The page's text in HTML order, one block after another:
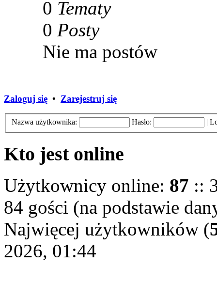
0 Tematy
0 Posty
Nie ma postów
Zaloguj się • Zarejestruj się
Nazwa użytkownika: Hasło: |
Kto jest online
Użytkownicy online: 87 ::
84 gości (na podstawie
Najwięcej użytkowników (
2026, 01:44